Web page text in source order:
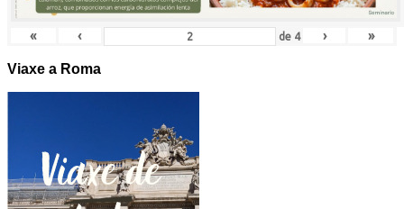
« ‹ de 4 › »
Viaxe a Roma